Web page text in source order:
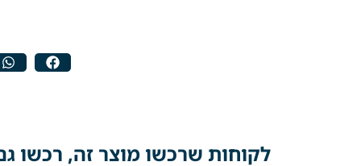
לקוחות שרכשו מוצר זה, רכשו